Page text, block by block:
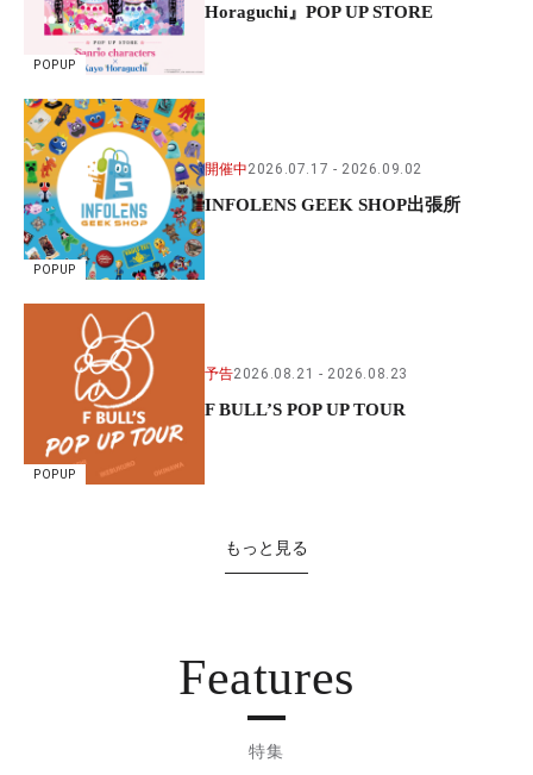
POPUP
Horaguchi』POP UP STORE
POPUP
開催中2026.07.17 2026.09.02
INFOLENS GEEK SHOP出張所
POPUP
予告2026.08.21 2026.08.23
F BULL’S POP UP TOUR
もっと見る
Features
特集